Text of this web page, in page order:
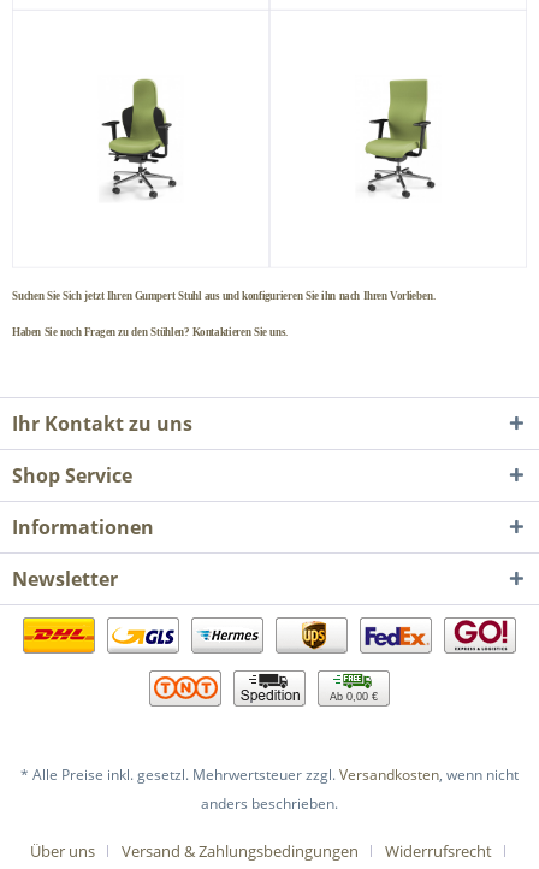
Suchen Sie Sich jetzt Ihren Gumpert Stuhl aus und konfigurieren Sie ihn nach Ihren Vorlieben.
Haben Sie noch Fragen zu den Stühlen? Kontaktieren Sie uns.
Ihr Kontakt zu uns
Shop Service
Informationen
Newsletter
Ab 0,00 €
* Alle Preise inkl. gesetzl. Mehrwertsteuer zzgl.Versandkosten, wenn nicht
anders beschrieben.
Über uns Versand & Zahlungsbedingungen Widerrufsrecht